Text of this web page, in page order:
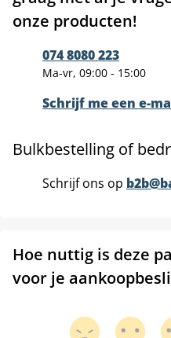
onze producten!
074 8080 223
Ma-vr, 09:00 - 15:00
Schrijf me een e-
Bulkbestelling of
Schrijf ons op
Hoe nuttig is deze
voor je